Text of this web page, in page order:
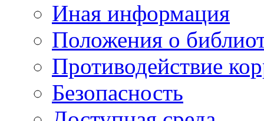
Иная информация
Положения о
Противодействие
Безопасность